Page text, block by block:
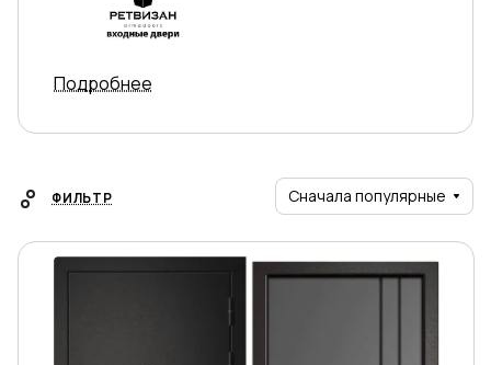
Подробнее
ФИЛЬТР Сначала популярные